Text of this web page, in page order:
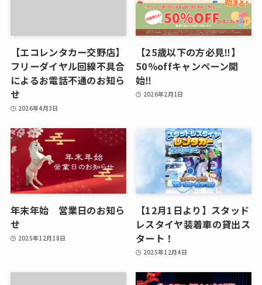
【エコレンタカー交野店】
フリーダイヤル回線不具合
によるお電話不通のお知ら
せ
2026年4月3日
【25歳以下の方必見‼】
50％offキャンペーン開
始‼
2026年2月1日
年末年始 営業日のお知ら
せ
2025年12月18日
【12月1日より】スタッド
レスタイヤ装着車の貸出ス
タート！
2025年12月4日